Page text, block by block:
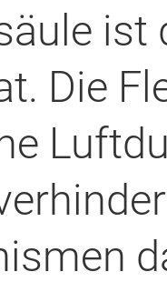
ist
Die